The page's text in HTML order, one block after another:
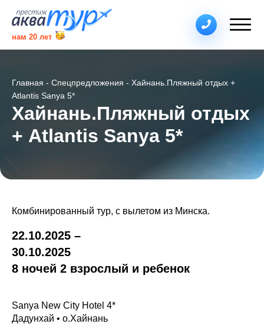
нам 20 лет
Главная Спецпредложения
Хайнань.Пляжный отдых +
Atlantis Sanya 5*
Хайнань.Пляжный отдых
+ Atlantis Sanya 5*
Комбинированный тур, с вылетом из Минска.
22.10.2025 –
30.10.2025
8 ночей 2 взрослый и ребенок
Sanya New City Hotel 4*
Дадунхай • о.Хайнань